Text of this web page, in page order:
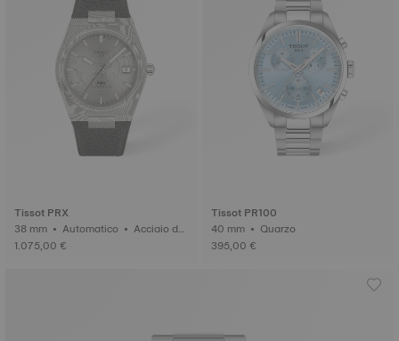
Tissot PRX
38 mm • Automatico • Acciaio da
mascato
1.075,00 €
Tissot PR100
40 mm • Quarzo
395,00 €